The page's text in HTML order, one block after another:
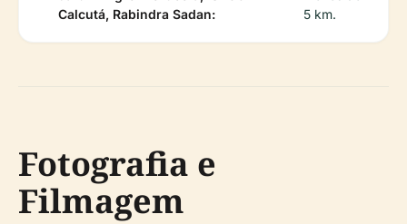
Calcutá, Rabindra Sadan:
5 km.
Fotografia e
Filmagem